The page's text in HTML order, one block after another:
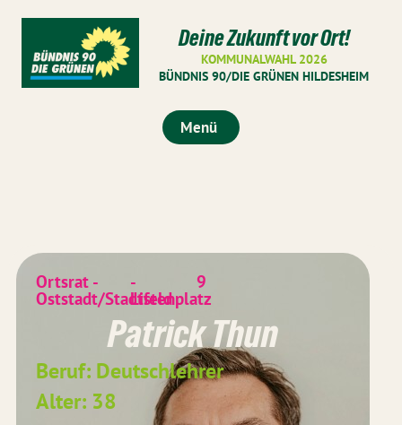
Deine Zukunft vor Ort!
KOMMUNALWAHL 2026
BÜNDNIS 90/DIE GRÜNEN HILDESHEIM
Menü
Ortsrat -
Oststadt/Stadtfeld
-
Listenplatz
9
Patrick Thun
Beruf: Deutschlehrer
Alter: 38